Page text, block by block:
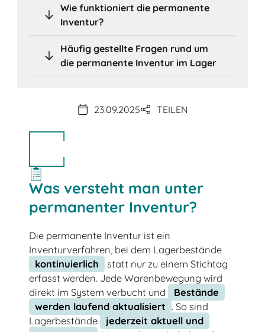
Wie funktioniert die permanente
Inventur?
Häufig gestellte Fragen rund um
die permanente Inventur im Lager
23.09.2025 TEILEN
Was versteht man unter
permanenter Inventur?
Die permanente Inventur ist ein
Inventurverfahren, bei dem Lagerbestände
kontinuierlich
statt nur zu einem Stichtag
erfasst werden. Jede Warenbewegung wird
direkt im System verbucht und
Bestände
werden laufend aktualisiert . So sind
Lagerbestände
jederzeit aktuell und